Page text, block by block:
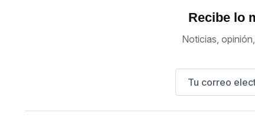
Recibe lo
Noticias,